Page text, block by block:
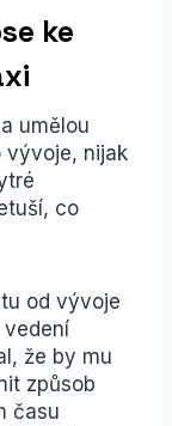
ke
umělou
vývoje, nijak
co
od vývoje
že by mu
způsob
času